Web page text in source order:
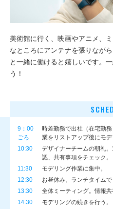
美術館に行く、映画やアニメ、
なところにアンテナを張りなが
と一緒に働けると嬉しいです。
う！
9：00
ごろ
時差勤務で出社（在宅勤
業をリストアップ後にモデ
10:30
デザイナーチームの朝礼
認、共有事項をチェック。
11:30
モデリング作業に集中。
12:30
お昼休み。ランチタイムで
13:30
全体ミーティング。情報共
14:30
モデリングの続きを行う。